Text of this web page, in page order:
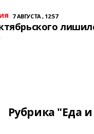
7 АВГУСТА , 12:57
Рубрика "Еда